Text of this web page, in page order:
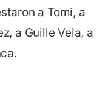
a Tomi, a
a Guille Vela, a